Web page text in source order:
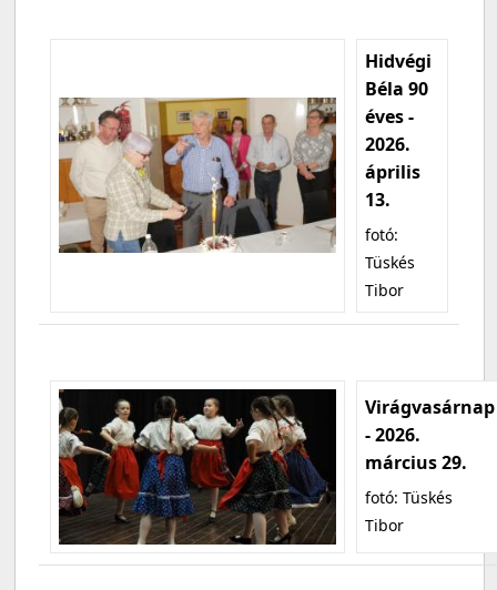
Hidvégi
Béla 90
éves -
2026.
április
13.
fotó:
Tüskés
Tibor
Virágvasárnap
- 2026.
március 29.
fotó: Tüskés
Tibor